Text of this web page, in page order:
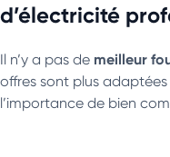
d’électricité
Il n’y a pas de meilleur
offres sont plus adaptées
l’importance de bien